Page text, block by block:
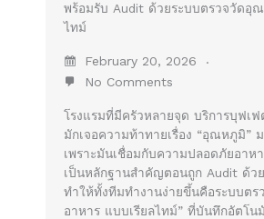
พร้อมรับ Audit ด้วยระบบตรวจวัดอุ
ไทม์
February 20, 2026
No Comments
โรงแรมที่มีครัวหลายจุด บริการบุฟเฟ
มักเจอความท้าทายเรื่อง “อุณหภูมิ”
เพราะมันเชื่อมกับความปลอดภัยอาห
เป็นหลักฐานสำคัญตอนถูก Audit ด้ว
ทำให้ทั้งทีมทำงานง่ายขึ้นคือระบบต
อาหาร แบบเรียลไทม์” ที่บันทึกอัตโน